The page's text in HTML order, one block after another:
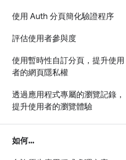
使用 Auth 分頁簡化驗證程序
評估使用者參與度
使用暫時性自訂分頁，提升使用
者的網頁隱私權
透過應用程式專屬的瀏覽記錄，
提升使用者的瀏覽體驗
如何...